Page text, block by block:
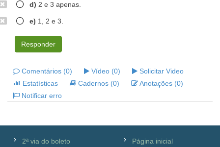
d) 2 e 3 apenas.
e) 1, 2 e 3.
Responder
Comentários (0) Vídeo (0)
Solicitar Video
Estatísticas
Cadernos (0)
Anotações (0)
Notificar erro
2ª via do boleto Página inicial